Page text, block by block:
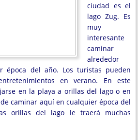
ciudad es el
lago Zug. Es
muy
interesante
caminar
alrededor
época del año. Los turistas pueden
en verano. En este
en la playa a orillas del lago o en
caminar aquí en cualquier época del
orillas del lago le traerá muchas